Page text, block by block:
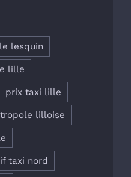
lesquin
lille
prix taxi lille
lilloise
taxi nord